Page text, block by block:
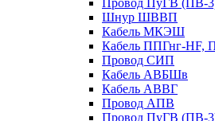
Шнур ШВВП
Кабель МКЭШ
Кабель ППГнг-HF,
Провод СИП
Кабель АВБШв
Кабель АВВГ
Провод АПВ
Провод ПуГВ (ПВ-3)